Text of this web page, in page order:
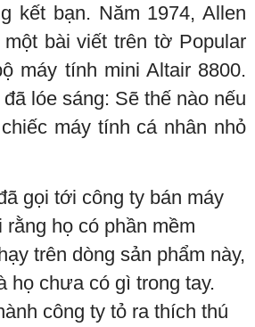
kết bạn. Năm 1974, Allen
bài viết trên tờ Popular
máy tính mini Altair 8800.
lóe sáng: Sẽ thế nào nếu
máy tính cá nhân nhỏ
gọi tới công ty bán máy
họ có phần mềm
trên dòng sản phẩm này,
họ chưa có gì trong tay.
công ty tỏ ra thích thú